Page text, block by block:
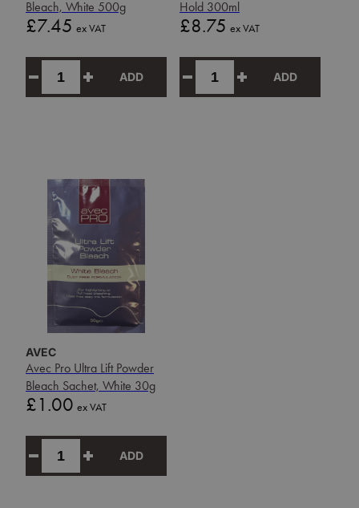
Bleach, White 500g
Price
£7.45 ex VAT
ADD
Hold 300ml
Price
£8.75 ex VAT
ADD
AVEC
Avec Pro Ultra Lift Powder
Bleach Sachet, White 30g
Price
£1.00 ex VAT
ADD